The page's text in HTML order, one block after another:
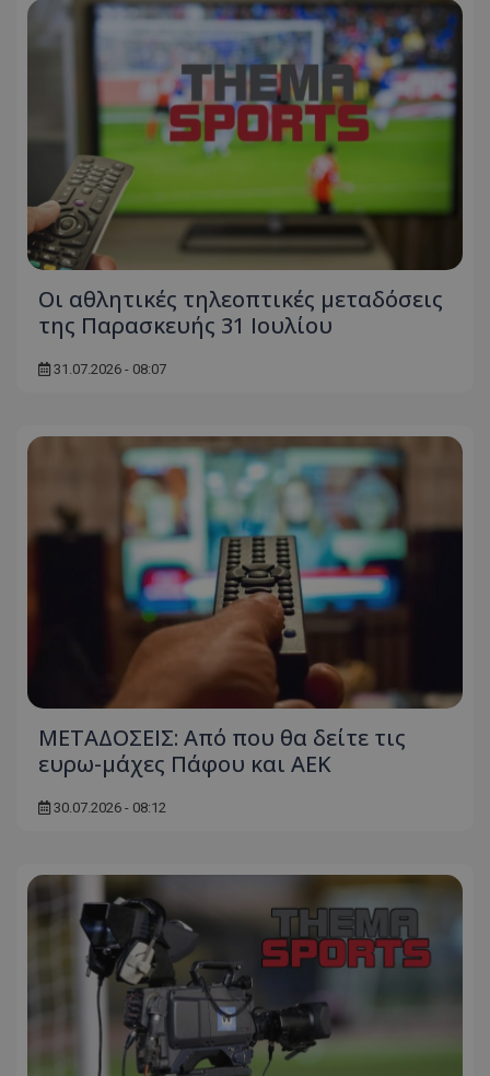
Οι αθλητικές τηλεοπτικές μεταδόσεις
της Παρασκευής 31 Ιουλίου
31.07.2026 - 08:07
ΜΕΤΑΔΟΣΕΙΣ: Από που θα δείτε τις
ευρω-μάχες Πάφου και ΑΕΚ
30.07.2026 - 08:12